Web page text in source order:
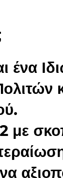
ένα
με